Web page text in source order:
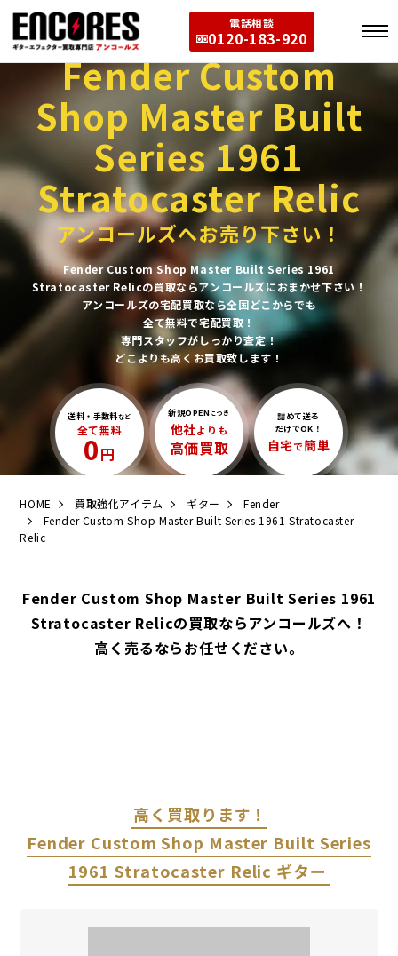
電話相談
0120-183-920
Fender Custom
Shop Master Built
Series 1961
Stratocaster Relic
アンコールズへお売り下さい！
Fender Custom Shop Master Built Series 1961
Stratocaster Relicの買取ならアンコールズにおまかせ下さい！
アンコールズの宅配買取なら全国どこからでも
全て無料で宅配買取！
専門スタッフがしっかり査定！
どこよりも高くお買取致します！
送料・手数料など
全て無料
0円
新規OPEN につき
他社よりも
高価買取
詰めて送る
だけでOK！
自宅で簡単
HOME 買取強化アイテム ギター
Fender
Fender Custom Shop Master Built Series 1961 Stratocaster
Relic
Fender Custom Shop Master Built Series 1961
Stratocaster Relicの買取ならアンコールズへ！
高く売るならお任せください。
高く買取ります！
Fender Custom Shop Master Built Series
1961 Stratocaster Relic ギター